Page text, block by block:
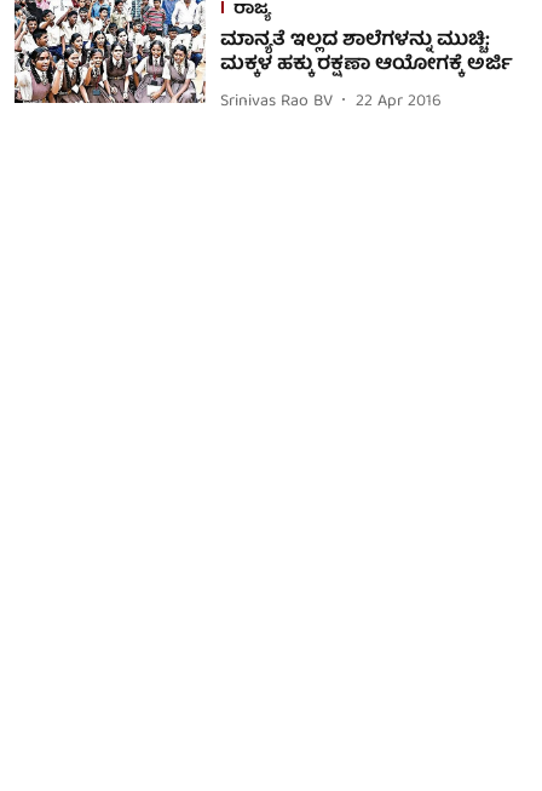
ರಾಜ್ಯ
ಮಾನ್ಯತೆ ಇಲ್ಲದ ಶಾಲೆಗಳನ್ನು ಮುಚ್ಚಿ:
ಮಕ್ಕಳ ಹಕ್ಕು ರಕ್ಷಣಾ ಆಯೋಗಕ್ಕೆ ಅರ್ಜಿ
Srinivas Rao BV 22 Apr 2016